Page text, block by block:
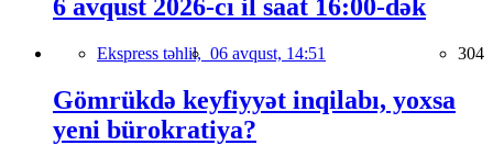
6 avqust 2026-cı il saat 16:00-dək
Ekspress təhlil, 06 avqust, 14:51 304
Gömrükdə keyfiyyət inqilabı, yoxsa
yeni bürokratiya?